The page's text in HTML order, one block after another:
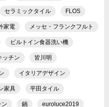
セラミックタイル FLOS
家電 メッセ・フランクフルト
ビルトイン食器洗い機
ッチン 皆川明
イタリアデザイン
家具 平田タイル
ン 鍋 euroluce2019